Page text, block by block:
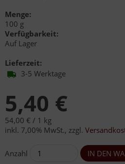
Menge:
100 g
Verfügbarkeit:
Auf Lager
Lieferzeit:
3-5 Werktage
5,40 €
54,00 € / 1 kg
inkl. 7,00% MwSt., zzgl.
Anzahl